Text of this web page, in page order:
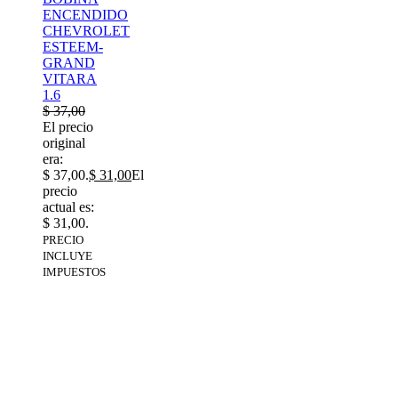
ENCENDIDO
CHEVROLET
ESTEEM-
GRAND
VITARA
1.6
$37,00
El precio
original
era:
$ 37,00.$ 31,00El
precio
actual es:
$ 31,00.
PRECIO
INCLUYE
IMPUESTOS